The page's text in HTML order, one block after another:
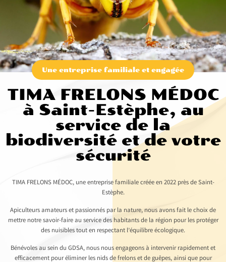
Une entreprise familiale et engagée
TIMA FRELONS MÉDOC
à Saint-Estèphe, au
service de la
biodiversité et de votre
sécurité
TIMA FRELONS MÉDOC, une entreprise familiale créée en 2022 près de Saint-
Estèphe.
Apiculteurs amateurs et passionnés par la nature, nous avons fait le choix de
mettre notre savoir-faire au service des habitants de la région pour les protéger
des nuisibles tout en respectant l’équilibre écologique.
Bénévoles au sein du GDSA, nous nous engageons à intervenir rapidement et
efficacement pour éliminer les nids de frelons et de guêpes, ainsi que pour